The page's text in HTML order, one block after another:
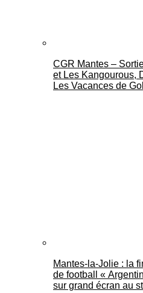
CGR Mantes –
et Les Kangourous,
Les Vacances de
Mantes-la-Jolie : la
de football «
sur grand écran au